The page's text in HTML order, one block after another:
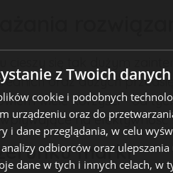
oraz dużych
wiele korzyści - od
na efektywność
marki
z Twoich danych
cookie i podobnych
urządzeniu oraz do
i dane przeglądania, w celu
odbiorców oraz ulepszania
dane w tych i innych celach, w